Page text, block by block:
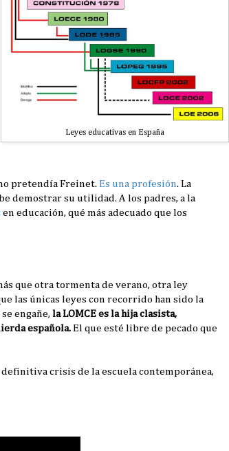
Leyes educativas en España
pretendía Freinet. Es una profesión. La
demostrar su utilidad. A los padres, a la
en educación, qué más adecuado que los
que otra tormenta de verano, otra ley
las únicas leyes con recorrido han sido la
engañe, la LOMCE es la hija clasista,
española. El que esté libre de pecado que
definitiva crisis de la escuela contemporánea,